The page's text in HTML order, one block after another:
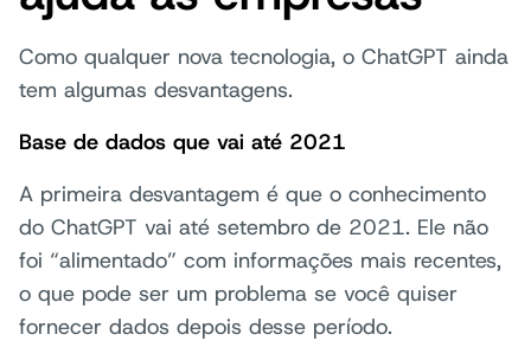
Como qualquer nova tecnologia, o ChatGPT ainda
tem algumas desvantagens.
Base de dados que vai até 2021
A primeira desvantagem é que o conhecimento
do ChatGPT vai até setembro de 2021. Ele não
foi “alimentado” com informações mais recentes,
o que pode ser um problema se você quiser
fornecer dados depois desse período.